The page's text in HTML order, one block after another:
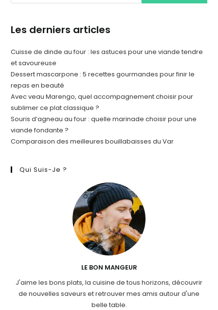
Les derniers articles
Cuisse de dinde au four : les astuces pour une viande tendre
et savoureuse
Dessert mascarpone : 5 recettes gourmandes pour finir le
repas en beauté
Avec veau Marengo, quel accompagnement choisir pour
sublimer ce plat classique ?
Souris d’agneau au four : quelle marinade choisir pour une
viande fondante ?
Comparaison des meilleures bouillabaisses du Var
Qui Suis-Je ?
LE BON MANGEUR
J'aime les bons plats, la cuisine de tous horizons, découvrir
de nouvelles saveurs et retrouver mes amis autour d'une
belle table.